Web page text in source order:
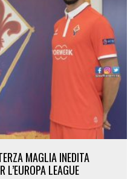
MAGLIA INEDITA
L’EUROPA LEAGUE